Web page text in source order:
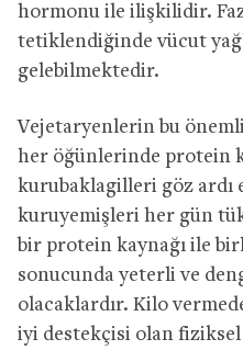
hormonu ile ilişkilidir.
tetiklendiğinde vücut
gelebilmektedir.
Vejetaryenlerin bu
her öğünlerinde protein
kurubaklagilleri göz ardı
kuruyemişleri her gün
bir protein kaynağı ile
sonucunda yeterli ve
olacaklardır. Kilo
iyi destekçisi olan